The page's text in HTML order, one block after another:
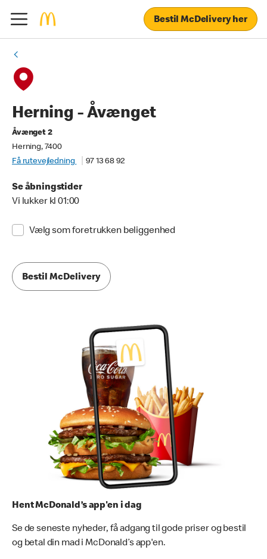
Bestil McDelivery her
Herning - Åvænget
Åvænget 2
Herning, 7400
Få rutevejledning
97 13 68 92
Se åbningstider
Vi lukker kl 01:00
Vælg som foretrukken beliggenhed
Bestil McDelivery
Hent McDonald’s app'en i dag
Se de seneste nyheder, få adgang til gode priser og bestil
og betal din mad i McDonald’s app'en.